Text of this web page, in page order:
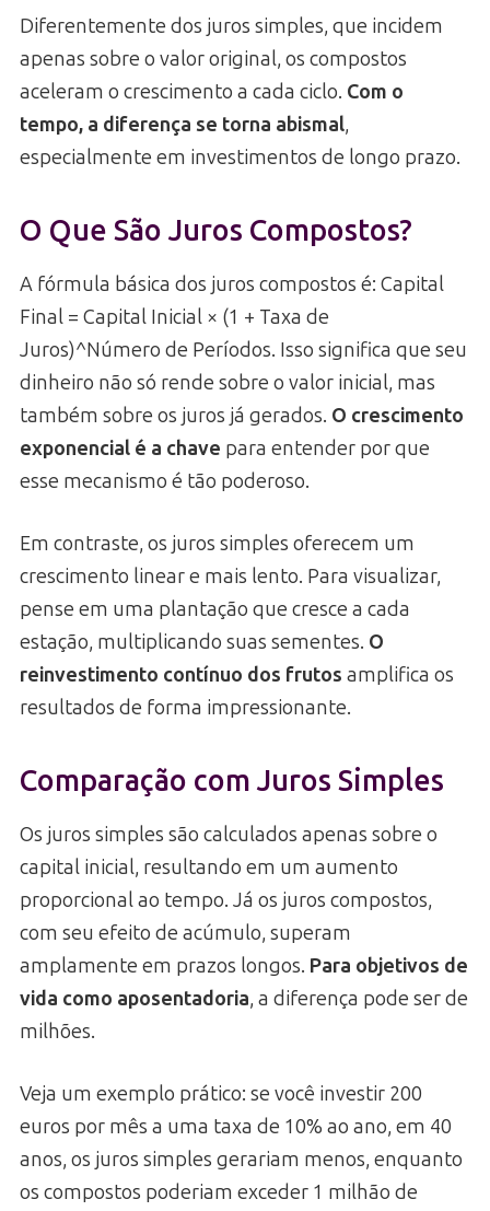
Diferentemente dos juros simples, que incidem
apenas sobre o valor original, os compostos
aceleram o crescimento a cada ciclo. Com o
tempo, a diferença se torna abismal,
especialmente em investimentos de longo prazo.
O Que São Juros Compostos?
A fórmula básica dos juros compostos é: Capital
Final = Capital Inicial × (1 + Taxa de
Juros)^Número de Períodos. Isso significa que seu
dinheiro não só rende sobre o valor inicial, mas
também sobre os juros já gerados. O crescimento
exponencial é a chave para entender por que
esse mecanismo é tão poderoso.
Em contraste, os juros simples oferecem um
crescimento linear e mais lento. Para visualizar,
pense em uma plantação que cresce a cada
estação, multiplicando suas sementes. O
reinvestimento contínuo dos frutos amplifica os
resultados de forma impressionante.
Comparação com Juros Simples
Os juros simples são calculados apenas sobre o
capital inicial, resultando em um aumento
proporcional ao tempo. Já os juros compostos,
com seu efeito de acúmulo, superam
amplamente em prazos longos. Para objetivos de
vida como aposentadoria, a diferença pode ser de
milhões.
Veja um exemplo prático: se você investir 200
euros por mês a uma taxa de 10% ao ano, em 40
anos, os juros simples gerariam menos, enquanto
os compostos poderiam exceder 1 milhão de